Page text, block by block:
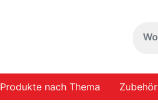
Produkte nach Thema Zubehör